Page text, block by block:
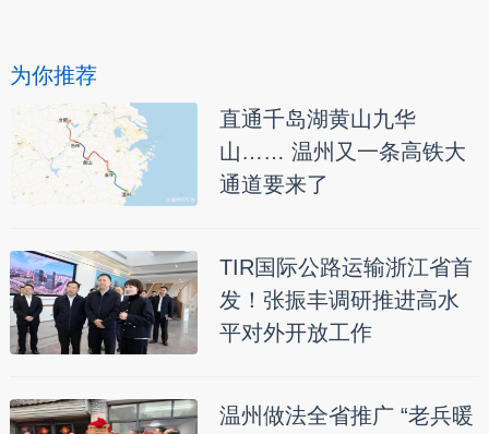
为你推荐
直通千岛湖黄山九华
山…… 温州又一条高铁大
通道要来了
TIR国际公路运输浙江省首
发！张振丰调研推进高水
平对外开放工作
温州做法全省推广 “老兵暖